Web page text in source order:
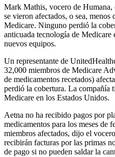
Mark Mathis, vocero de
se vieron afectados, o sea, menos
Medicare. Ninguno perdió la
anticuada tecnología de Medicare
nuevos equipos.
Un representante de
32,000 miembros de Medicare
de medicamentos recetados)
perdió la cobertura. La compañía
Medicare en los Estados Unidos.
Aetna no ha recibido pagos por
medicamentos para los meses de
miembros afectados, dijo el
recibirán facturas por las primas
de pago si no pueden saldar la